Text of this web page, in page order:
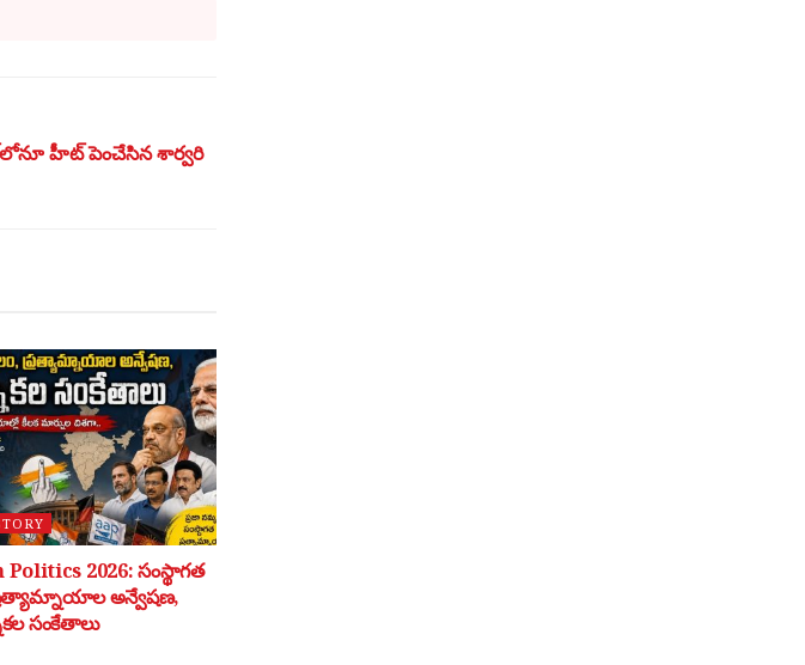
హీట్ పెంచేసిన శార్వరి
2026: సంస్థాగత
అన్వేషణ,
సంకేతాలు